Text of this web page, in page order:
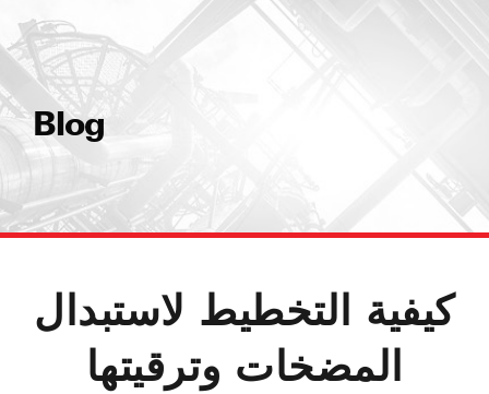
Blog
كيفية التخطيط لاستبدال
المضخات وترقيتها